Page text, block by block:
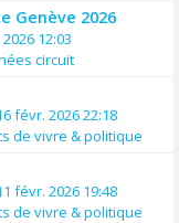
Genève 2026
12:03
circuit
févr. 2026 22:18
de vivre & politique
févr. 2026 19:48
de vivre & politique